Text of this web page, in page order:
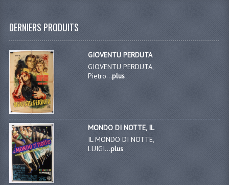
DERNIERS PRODUITS
GIOVENTU PERDUTA
GIOVENTU PERDUTA,
Pietro...plus
MONDO DI NOTTE, IL
IL MONDO DI NOTTE,
LUIGI...plus